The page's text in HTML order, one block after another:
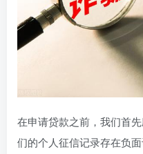
在申请贷款之前，我们首
们的个人征信记录存在负